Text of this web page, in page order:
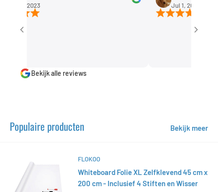
11, 2023 Jul 1, 2023
Bekijk alle reviews
Populaire producten Bekijk meer
FLOKOO
Whiteboard Folie XL Zelfklevend 45 cm x
200 cm - Inclusief 4 Stiften en Wisser